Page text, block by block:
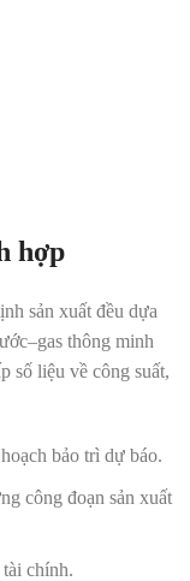
hợp
sản xuất đều dựa
thông minh
số liệu về công suất,
bảo trì dự báo.
công đoạn sản xuất
chính.